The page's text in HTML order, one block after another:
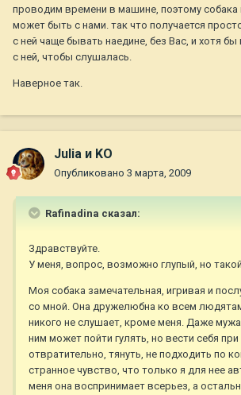
проводим времени в машине, поэтому собака
может быть с нами. так что получается
с ней чаще бывать наедине, без Вас, и хотя бы
с ней, чтобы слушалась.
Наверное так.
Julia и KO
Опубликовано 3 марта, 2009
Rafinadina сказал:
Здравствуйте.
У меня, вопрос, возможно глупый, но
Моя собака замечательная, игривая и
со мной. Она дружелюбна ко всем
никого не слушает, кроме меня. Даже
ним может пойти гулять, но вести себя
отвратительно, тянуть, не подходить по
странное чувство, что только я для нее
меня она воспринимает всерьез, а